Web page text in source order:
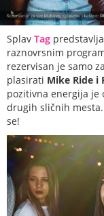
Splav Tag
raznovrsnim
rezervisan je samo
plasirati Mike Ride i
pozitivna energija je
drugih sličnih
se!